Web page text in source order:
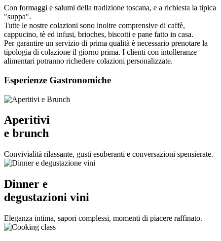
Con formaggi e salumi della tradizione toscana, e a richiesta la tipica
"suppa".
Tutte le nostre colazioni sono inoltre comprensive di caffè,
cappucino, tè ed infusi, brioches, biscotti e pane fatto in casa.
Per garantire un servizio di prima qualità è necessario prenotare la
tipologia di colazione il giorno prima. I clienti con intolleranze
alimentari potranno richedere colazioni personalizzate.
Esperienze Gastronomiche
Aperitivi
e brunch
Convivialità rilassante, gusti esuberanti e conversazioni spensierate.
Dinner e
degustazioni vini
Eleganza intima, sapori complessi, momenti di piacere raffinato.